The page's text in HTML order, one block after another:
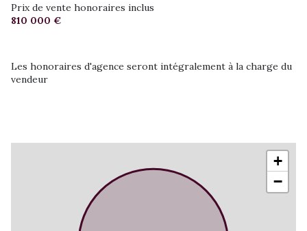
Prix de vente honoraires inclus
810 000 €
Les honoraires d'agence seront intégralement à la charge du
vendeur
+
−